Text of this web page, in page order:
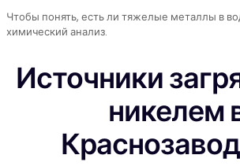
Чтобы понять, есть ли тяжелые металлы в
химический анализ.
Источники
никелем